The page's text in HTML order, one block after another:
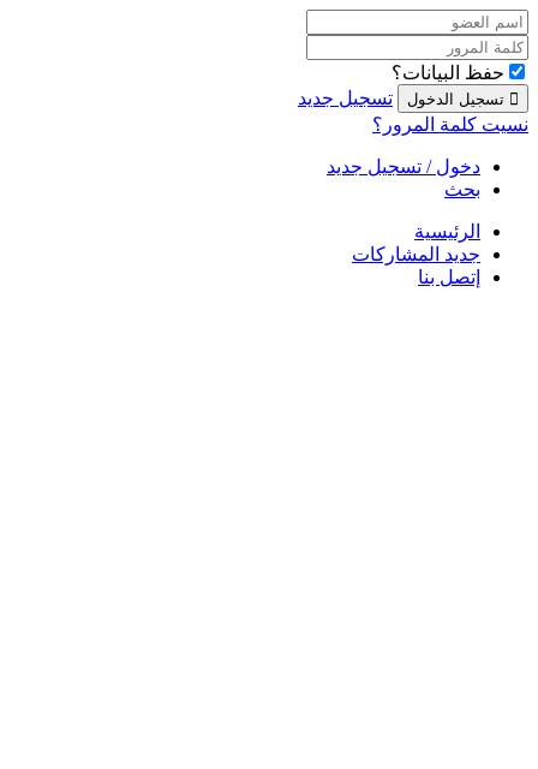
حفظ البيانات؟
تسجيل جديد
نسيت كلمة المرور؟
دخول / تسجيل جديد
بحث
الرئيسية
جديد المشاركات
إتصل بنا